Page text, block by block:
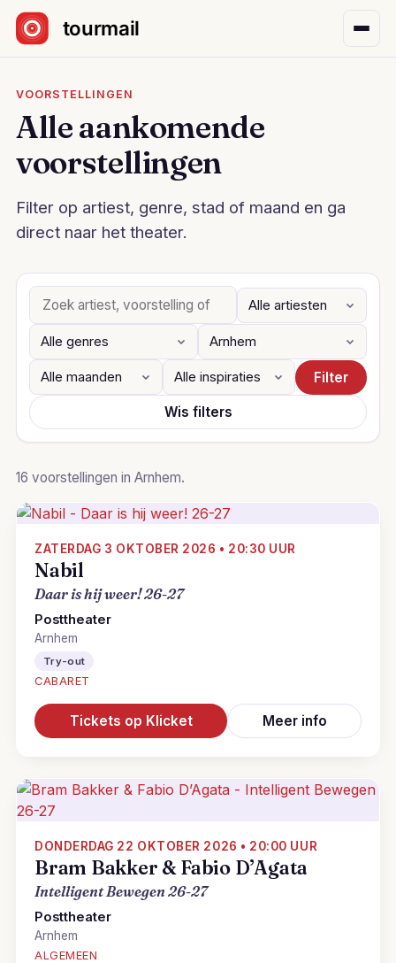
Sla navigatie over
VOORSTELLINGEN
Alle aankomende
voorstellingen
Filter op artiest, genre, stad of maand en ga
direct naar het theater.
Filter
Wis filters
16 voorstellingen in Arnhem.
ZATERDAG 3 OKTOBER 2026 • 20:30 UUR
Nabil
Daar is hij weer! 26-27
Posttheater
Arnhem
Try-out
CABARET
Tickets op Klicket Meer info
DONDERDAG 22 OKTOBER 2026 • 20:00 UUR
Bram Bakker & Fabio D’Agata
Intelligent Bewegen 26-27
Posttheater
Arnhem
ALGEMEEN